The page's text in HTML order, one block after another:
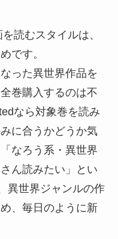
読むスタイルは、
です。
った異世界作品を
巻購入するのは不
なら対象巻を読み
に合うかどうか気
なろう系・異世界
ん読みたい」とい
異世界ジャンルの作
、毎日のように新